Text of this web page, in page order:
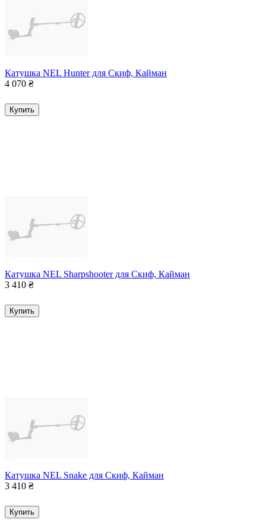
Катушка NEL Hunter для Скиф, Кайман
4 070 ₴
Купить
Катушка NEL Sharpshooter для Скиф, Кайман
3 410 ₴
Купить
Катушка NEL Snake для Скиф, Кайман
3 410 ₴
Купить